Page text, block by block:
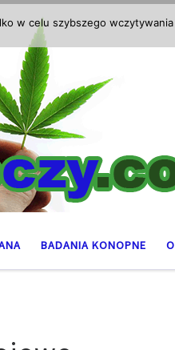
BADANIA KONOPNE
w celu szybszego